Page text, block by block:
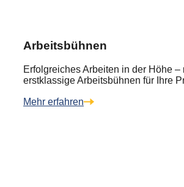
Arbeitsbühnen
Erfolgreiches Arbeiten in der Höhe –
erstklassige Arbeitsbühnen für Ihre
Mehr erfahren